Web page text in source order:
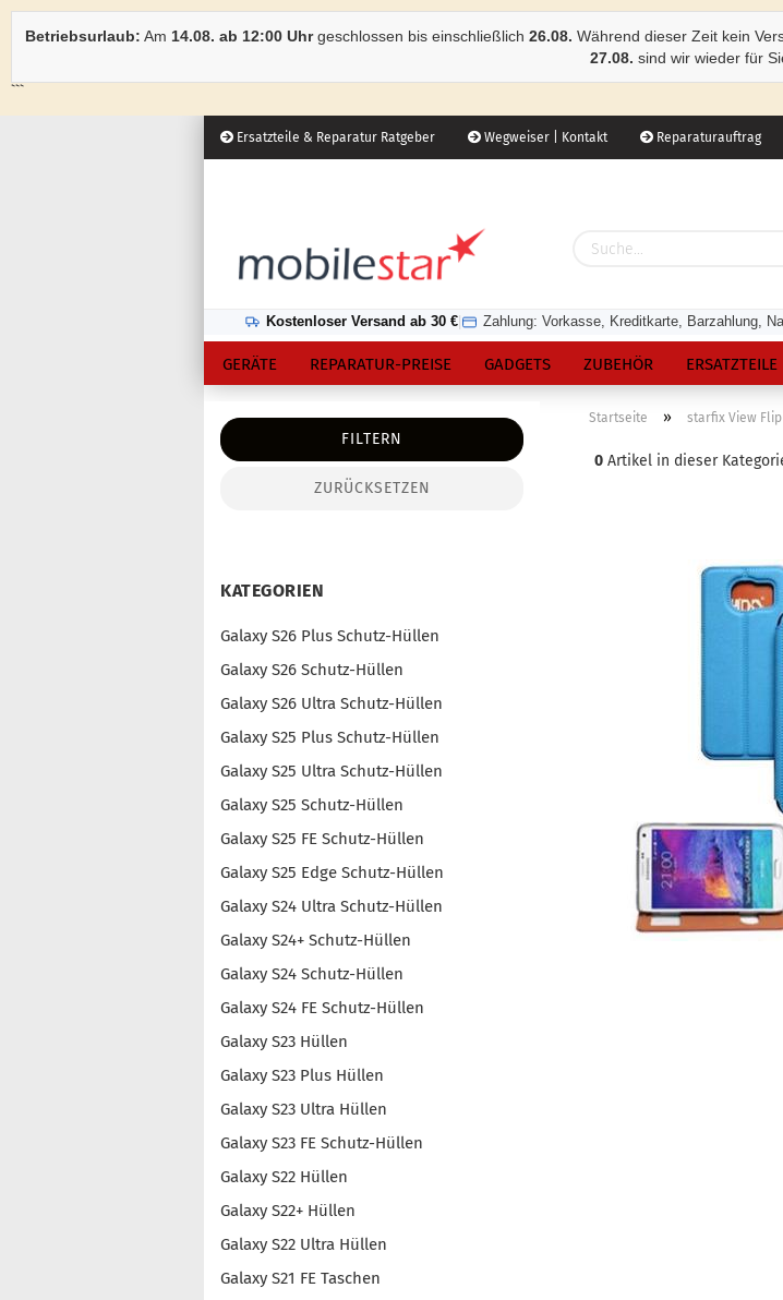
Ersatzteile & Reparatur Ratgeber Wegweiser | Kontakt Reparaturauftrag
Kostenloser Versand ab 30 € Zahlung: Vorkasse, Kreditkarte, Barzahlung,
Betriebsurlaub: Am 14.08. ab 12:00 Uhrgeschlossen bis einschließlich 26.08. Während dieser Zeit kein
27.08. sind wir wieder für
```
GERÄTE REPARATUR-PREISE GADGETS ZUBEHÖR ERSATZTEILE
Startseite » starfix View
0 Artikel in dieser
FILTERN
ZURÜCKSETZEN
KATEGORIEN
Galaxy S26 Plus Schutz-Hüllen
Galaxy S26 Schutz-Hüllen
Galaxy S26 Ultra Schutz-Hüllen
Galaxy S25 Plus Schutz-Hüllen
Galaxy S25 Ultra Schutz-Hüllen
Galaxy S25 Schutz-Hüllen
Galaxy S25 FE Schutz-Hüllen
Galaxy S25 Edge Schutz-Hüllen
Galaxy S24 Ultra Schutz-Hüllen
Galaxy S24+ Schutz-Hüllen
Galaxy S24 Schutz-Hüllen
Galaxy S24 FE Schutz-Hüllen
Galaxy S23 Hüllen
Galaxy S23 Plus Hüllen
Galaxy S23 Ultra Hüllen
Galaxy S23 FE Schutz-Hüllen
Galaxy S22 Hüllen
Galaxy S22+ Hüllen
Galaxy S22 Ultra Hüllen
Galaxy S21 FE Taschen